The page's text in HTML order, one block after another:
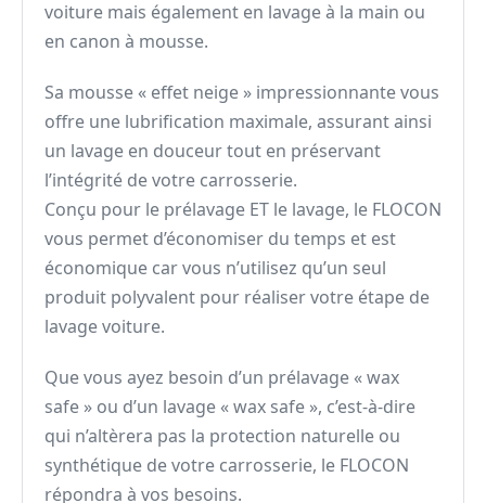
voiture mais également en lavage à la main ou
en canon à mousse.
Sa mousse « effet neige » impressionnante vous
offre une lubrification maximale, assurant ainsi
un lavage en douceur tout en préservant
l’intégrité de votre carrosserie.
Conçu pour le prélavage ET le lavage, le FLOCON
vous permet d’économiser du temps et est
économique car vous n’utilisez qu’un seul
produit polyvalent pour réaliser votre étape de
lavage voiture.
Que vous ayez besoin d’un prélavage « wax
safe » ou d’un lavage « wax safe », c’est-à-dire
qui n’altèrera pas la protection naturelle ou
synthétique de votre carrosserie, le FLOCON
répondra à vos besoins.